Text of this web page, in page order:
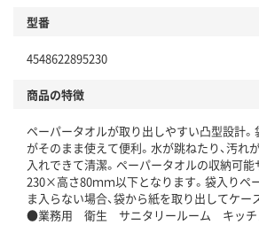
型番
4548622895230
商品の特徴
ペーパータオルが取り出しやすい凸型設計
がそのまま使えて便利。水が跳ねたり、汚れ
入れできて清潔。ペーパータオルの収納可
230×高さ80ｍｍ以下となります。袋入りペ
ま入らない場合、袋から紙を取り出してケー
●業務用 衛生 サニタリールーム キッチ